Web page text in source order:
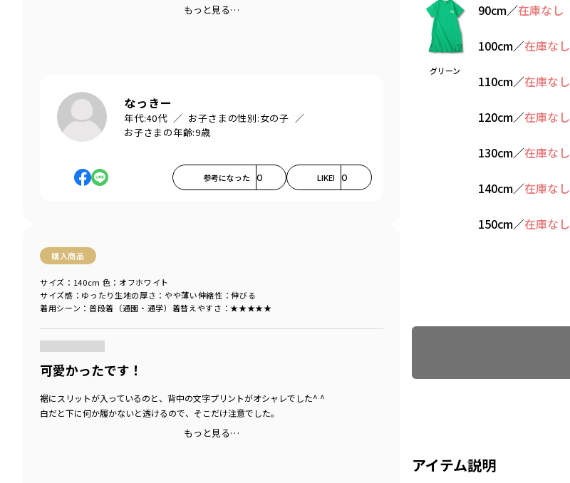
もっと見る…
なっきー
年代:40代 お子さまの性別:女の子
お子さまの年齢:9歳
参考になった 0 LIKE! 0
購入商品
サイズ感 ：ゆったり 生地の厚さ ：やや薄い伸縮性 ：伸びる
着用シーン ：普段着（通園・通学） 着替えやすさ ：★★★★★
サイズ：140cm 色：オフホワイト
可愛かったです！
裾にスリットが入っているのと、背中の文字プリントがオシャレでした^ ^
白だと下に何か履かないと透けるので、そこだけ注意でした。
もっと見る…
グリーン
90cm／在庫なし
100cm／在庫なし
110cm／在庫なし
120cm／在庫なし
130cm／在庫なし
140cm／在庫なし
150cm／在庫なし
アイテム説明